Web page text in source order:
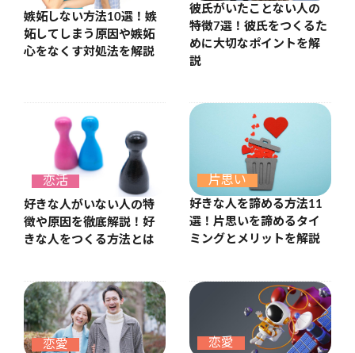
嫉妬しない方法10選！嫉
妬してしまう原因や嫉妬
心をなくす対処法を解説
彼氏がいたことない人の
特徴7選！彼氏をつくるた
めに大切なポイントを解
説
恋活
好きな人がいない人の特
徴や原因を徹底解説！好
きな人をつくる方法とは
片思い
好きな人を諦める方法11
選！片思いを諦めるタイ
ミングとメリットを解説
恋愛 恋愛